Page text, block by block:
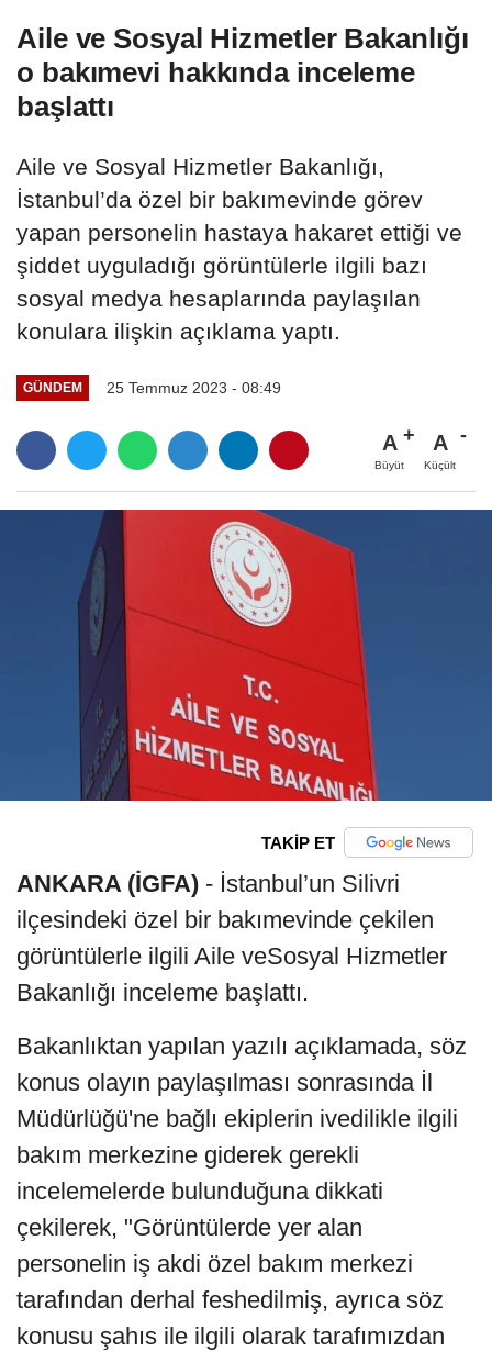
Aile ve Sosyal Hizmetler Bakanlığı
o bakımevi hakkında inceleme
başlattı
Aile ve Sosyal Hizmetler Bakanlığı,
İstanbul’da özel bir bakımevinde görev
yapan personelin hastaya hakaret ettiği ve
şiddet uyguladığı görüntülerle ilgili bazı
sosyal medya hesaplarında paylaşılan
konulara ilişkin açıklama yaptı.
GÜNDEM 25 Temmuz 2023 - 08:49
A
Büyüt
A
Küçült
TAKİP ET
ANKARA (İGFA) - İstanbul’un Silivri
ilçesindeki özel bir bakımevinde çekilen
görüntülerle ilgili Aile veSosyal Hizmetler
Bakanlığı inceleme başlattı.
Bakanlıktan yapılan yazılı açıklamada, söz
konus olayın paylaşılması sonrasında İl
Müdürlüğü'ne bağlı ekiplerin ivedilikle ilgili
bakım merkezine giderek gerekli
incelemelerde bulunduğuna dikkati
çekilerek, "Görüntülerde yer alan
personelin iş akdi özel bakım merkezi
tarafından derhal feshedilmiş, ayrıca söz
konusu şahıs ile ilgili olarak tarafımızdan